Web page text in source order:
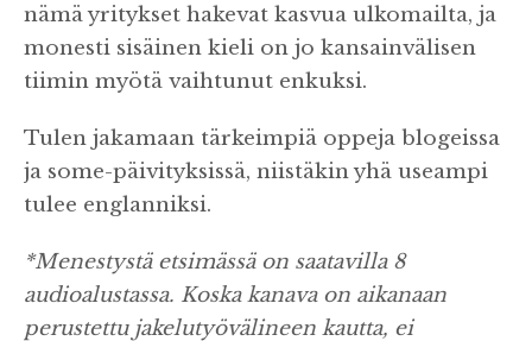
nämä yritykset hakevat kasvua ulkomailta, ja
monesti sisäinen kieli on jo kansainvälisen
tiimin myötä vaihtunut enkuksi.
Tulen jakamaan tärkeimpiä oppeja blogeissa
ja some-päivityksissä, niistäkin yhä useampi
tulee englanniksi.
*Menestystä etsimässä on saatavilla 8
audioalustassa. Koska kanava on aikanaan
perustettu jakelutyövälineen kautta, ei